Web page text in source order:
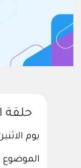
حلقة
يوم الاثنين 09/08/1442هـ، الموافق 22/
الموضوع